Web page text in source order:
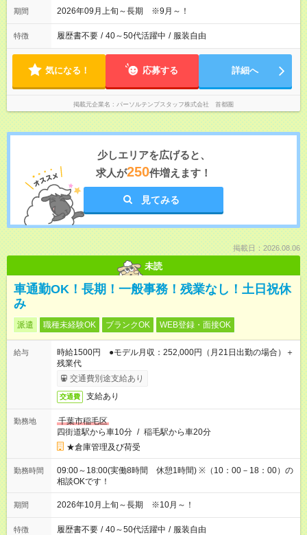
期間 2026年09月上旬～長期 ※9月～！
特徴 履歴書不要 / 40～50代活躍中 / 服装自由
気になる！ 応募する 詳細へ
掲載元企業名 パーソルテンプスタッフ株式会社 首都圏
少しエリアを広げると、
求人が250件増えます！
見てみる
掲載日：2026.08.06
未読
車通勤OK！長期！一般事務！残業なし！土日祝休
み
派遣 職種未経験OK ブランクOK WEB登録・面接OK
給与
時給1500円 ●モデル月収：252,000円（月21日出勤の場合）＋
残業代
交通費別途支給あり
交通費 支給あり
勤務地
千葉市稲毛区
四街道駅から車10分 / 稲毛駅から車20分
★倉庫管理及び荷受
勤務時間
09:00～18:00(実働8時間 休憩1時間) ※（10：00－18：00）の
相談OKです！
期間 2026年10月上旬～長期 ※10月～！
特徴 履歴書不要 / 40～50代活躍中 / 服装自由